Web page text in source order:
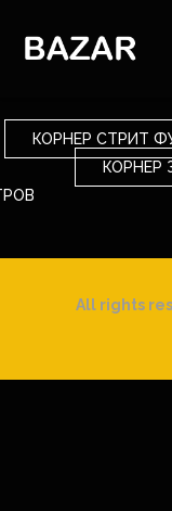
КОРНЕР СТРИТ
КОРНЕР
All rights